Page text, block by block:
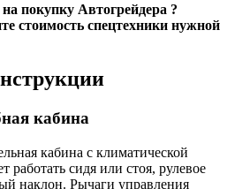
покупку Автогрейдера ?
стоимость спецтехники нужной
кабина
кабина с климатической
работать сидя или стоя, рулевое
наклон. Рычаги управления